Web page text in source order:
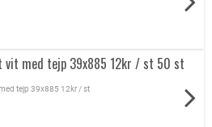
med tejp 39x885 12kr / st 50 st
tejp 39x885 12kr / st